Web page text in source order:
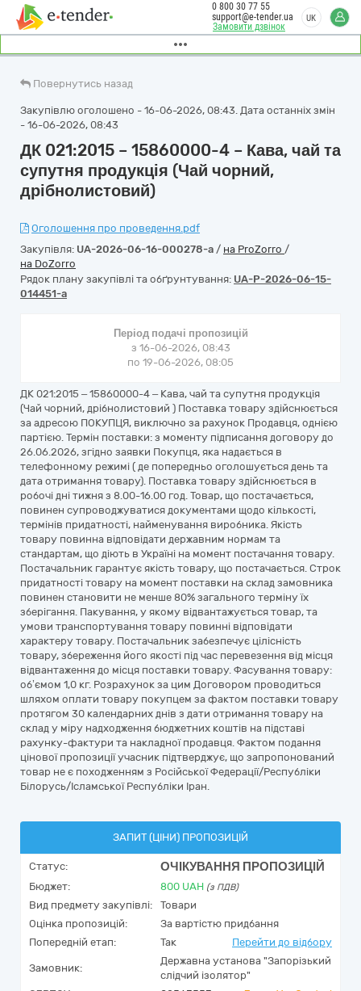
Замовити дзвінок
0 800 30 77 55
support@e-tender.ua
UK
Повернутись назад
Закупівлю оголошено - 16-06-2026, 08:43. Дата останніх змін
- 16-06-2026, 08:43
ДК 021:2015 – 15860000-4 – Кава, чай та
супутня продукція (Чай чорний,
дрібнолистовий)
Оголошення про проведення.pdf
Закупівля: UA-2026-06-16-000278-a / на ProZorro /
на DoZorro
Рядок плану закупівлі та обґрунтування: UA-P-2026-06-15-
014451-a
Період подачі пропозицій
з 16-06-2026, 08:43
по 19-06-2026, 08:05
ДК 021:2015 – 15860000-4 – Кава, чай та супутня продукція
(Чай чорний, дрібнолистовий ) Поставка товару здійснюється
за адресою ПОКУПЦЯ, виключно за рахунок Продавця, однією
партією. Термін поставки: з моменту підписання договору до
26.06.2026, згідно заявки Покупця, яка надається в
телефонному режимі ( де попередньо оголошується день та
дата отримання товару). Поставка товару здійснюється в
робочі дні тижня з 8.00-16.00 год. Товар, що постачається,
повинен супроводжуватися документами щодо кількості,
термінів придатності, найменування виробника. Якість
товару повинна відповідати державним нормам та
стандартам, що діють в Україні на момент постачання товару.
Постачальник гарантує якість товару, що постачається. Строк
придатності товару на момент поставки на склад замовника
повинен становити не менше 80% загального терміну їх
зберігання. Пакування, у якому відвантажується товар, та
умови транспортування товару повинні відповідати
характеру товару. Постачальник забезпечує цілісність
товару, збереження його якості під час перевезення від місця
відвантаження до місця поставки товару. Фасування товару:
об’ємом 1,0 кг. Розрахунок за цим Договором проводиться
шляхом оплати товару покупцем за фактом поставки товару
протягом 30 календарних днів з дати отримання товару на
склад у міру надходження бюджетних коштів на підставі
рахунку-фактури та накладної продавця. Фактом подання
цінової пропозиції учасник підтверджує, що запропонований
товар не є походженням з Російської Федерації/Республіки
Білорусь/Ісламської Республіки Іран.
ЗАПИТ (ЦІНИ) ПРОПОЗИЦІЙ
Статус: ОЧІКУВАННЯ ПРОПОЗИЦІЙ
Бюджет: 800 UAH (з ПДВ)
Вид предмету закупівлі:
Товари
Оцінка пропозицій:
За вартістю придбання
Попередній етап:
Так Перейти до відбору
Замовник:
Державна установа "Запорізький
слідчий ізолятор"